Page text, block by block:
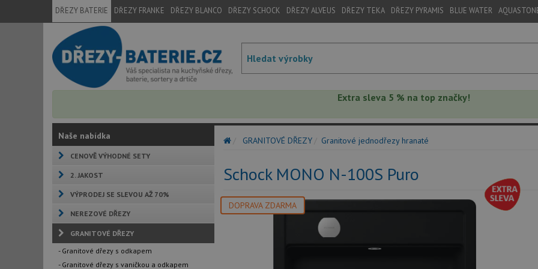
DŘEZY BATERIE DŘEZY FRANKE DŘEZY BLANCO DŘEZY SCHOCK DŘEZY ALVEUS DŘEZY TEKA DŘEZY PYRAMIS BLUE WATER
Extra sleva 5 % na top značky!
Naše nabídka
CENOVĚ VÝHODNÉ SETY
2. JAKOST
VÝPRODEJ SE SLEVOU AŽ 70%
NEREZOVÉ DŘEZY
GRANITOVÉ DŘEZY
- Granitové dřezy s odkapem
- Granitové dřezy s vaničkou a odkapem
GRANITOVÉ DŘEZY Granitové jednodřezy hranaté
Schock MONO N-100S Puro
DOPRAVA ZDARMA